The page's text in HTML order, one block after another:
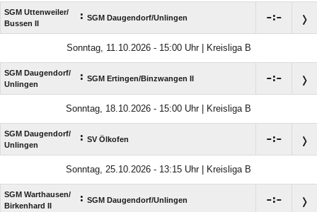
SGM Uttenweiler/​
Bussen II
: SGM Daugendorf/​Unlingen :
Sonntag, 11.10.2026 - 15:00 Uhr | Kreisliga B
SGM Daugendorf/​
Unlingen
: SGM Ertingen/​Binzwangen II :
Sonntag, 18.10.2026 - 15:00 Uhr | Kreisliga B
SGM Daugendorf/​
Unlingen
: SV Ölkofen :
Sonntag, 25.10.2026 - 13:15 Uhr | Kreisliga B
SGM Warthausen/​
Birkenhard II
: SGM Daugendorf/​Unlingen :